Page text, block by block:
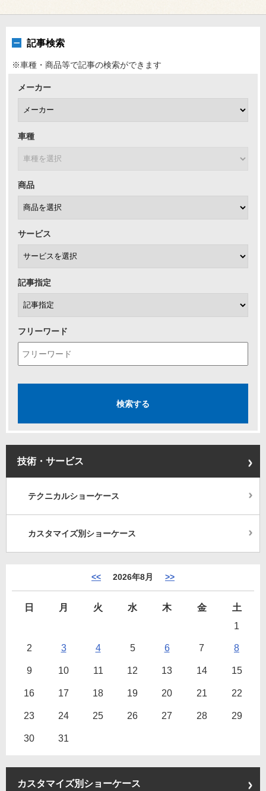
記事検索
※車種・商品等で記事の検索ができます
メーカー
車種
商品
サービス
記事指定
フリーワード
技術・サービス
テクニカルショーケース
カスタマイズ別ショーケース
<< 2026年8月 >>
日 月 火 水 木 金
土
1
2 3 4 5 6 7 8
9 10 11 12 13 14 15
16 17 18 19 20 21 22
23 24 25 26 27 28 29
30 31
カスタマイズ別ショーケース